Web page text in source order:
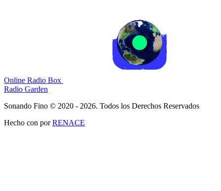
Online Radio Box
Radio Garden
Sonando Fino © 2020 - 2026. Todos los Derechos Reservados
Hecho con porRENACE